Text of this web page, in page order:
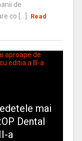
de
co [...]
Read
mai
Dental
a